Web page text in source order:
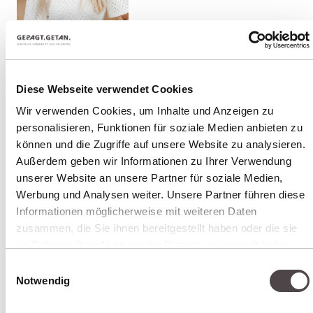
Diese Webseite verwendet Cookies
Wir verwenden Cookies, um Inhalte und Anzeigen zu
personalisieren, Funktionen für soziale Medien anbieten zu
können und die Zugriffe auf unsere Website zu analysieren.
Außerdem geben wir Informationen zu Ihrer Verwendung
unserer Website an unsere Partner für soziale Medien,
Werbung und Analysen weiter. Unsere Partner führen diese
Informationen möglicherweise mit weiteren Daten
zusammen, die Sie ihnen bereitgestellt haben oder die sie
Notwendig
DEINE HERAUSFORDERUNGEN IN
GUTEN HÄNDEN
Teresa Ronsdorf, deine feste
Ansprechpartnerin, denkt unternehmerisch
und versteht, wie eure digitale Präsenz auf eure
Vertriebsziele einzahlt – egal ob B2B oder B2C.
Hinter ihr steht ein eingespieltes Team, das
dein Projekt genauso kennt. Bei uns ist jedes
Projekt auch Chefsache. Kurze Wege, klare
Entscheidungen, niemand der sich erst
einlesen muss.